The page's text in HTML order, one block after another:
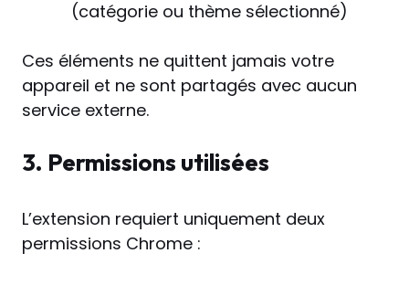
(catégorie ou thème sélectionné)
Ces éléments ne quittent jamais votre
appareil et ne sont partagés avec aucun
service externe.
3. Permissions utilisées
L’extension requiert uniquement deux
permissions Chrome :